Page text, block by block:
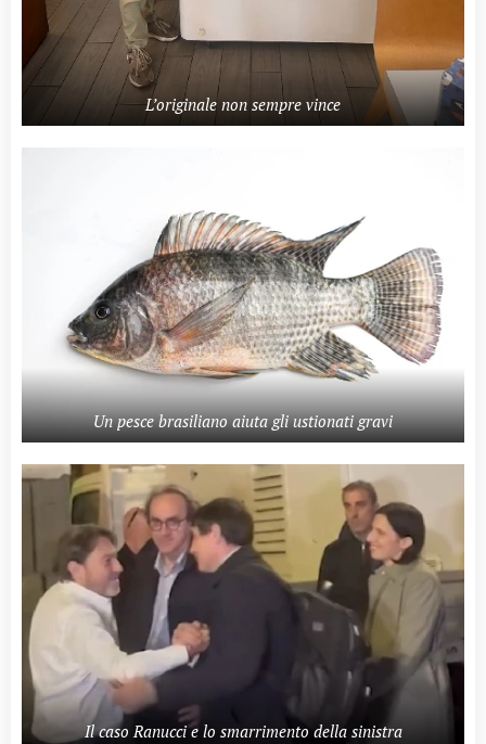
L’originale non sempre vince
Un pesce brasiliano aiuta gli ustionati gravi
Il caso Ranucci e lo smarrimento della sinistra